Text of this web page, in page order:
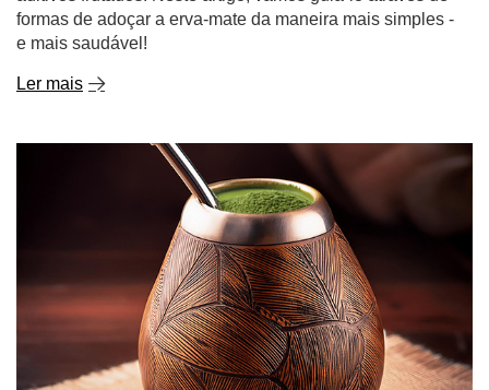
Chimarrão. O segredo brasileiro da erva-mate
perfeita